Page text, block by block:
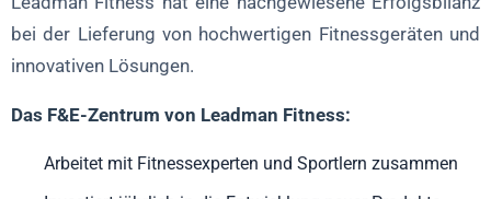
bei der Lieferung von hochwertigen Fitnessgeräten und
innovativen Lösungen.
Das F&E-Zentrum von Leadman Fitness:
Arbeitet mit Fitnessexperten und Sportlern zusammen